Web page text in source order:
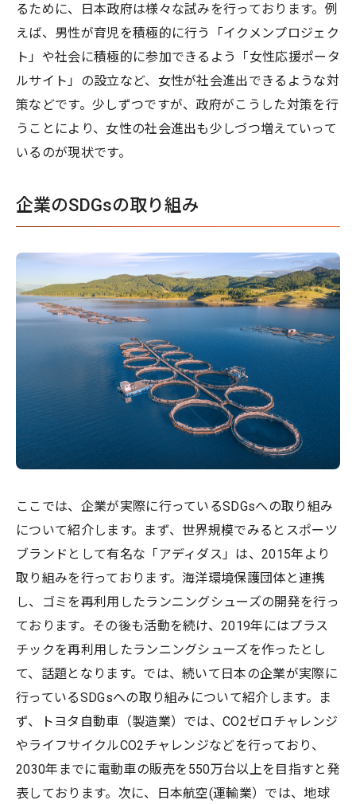
るために、日本政府は様々な試みを行っております。例
えば、男性が育児を積極的に行う「イクメンプロジェク
ト」や社会に積極的に参加できるよう「女性応援ポータ
ルサイト」の設立など、女性が社会進出できるような対
策などです。少しずつですが、政府がこうした対策を行
うことにより、女性の社会進出も少しづつ増えていって
いるのが現状です。
企業のSDGsの取り組み
ここでは、企業が実際に行っているSDGsへの取り組み
について紹介します。まず、世界規模でみるとスポーツ
ブランドとして有名な「アディダス」は、2015年より
取り組みを行っております。海洋環境保護団体と連携
し、ゴミを再利用したランニングシューズの開発を行っ
ております。その後も活動を続け、2019年にはプラス
チックを再利用したランニングシューズを作ったとし
て、話題となります。では、続いて日本の企業が実際に
行っているSDGsへの取り組みについて紹介します。ま
ず、トヨタ自動車（製造業）では、CO2ゼロチャレンジ
やライフサイクルCO2チャレンジなどを行っており、
2030年までに電動車の販売を550万台以上を目指すと発
表しております。次に、日本航空(運輸業）では、地球